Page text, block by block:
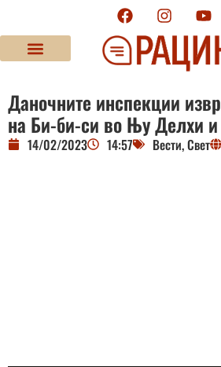
Даночните инспекции
на Би-би-си во Њу Делхи
14/02/2023 14:57 Вести,Свет